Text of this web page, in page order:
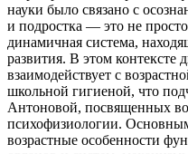
науки было связано с
и подростка — это не
динамичная система,
развития. В этом контексте
взаимодействует с
школьной гигиеной, что
Антоновой, посвященных
психофизиологии.
возрастные особенности